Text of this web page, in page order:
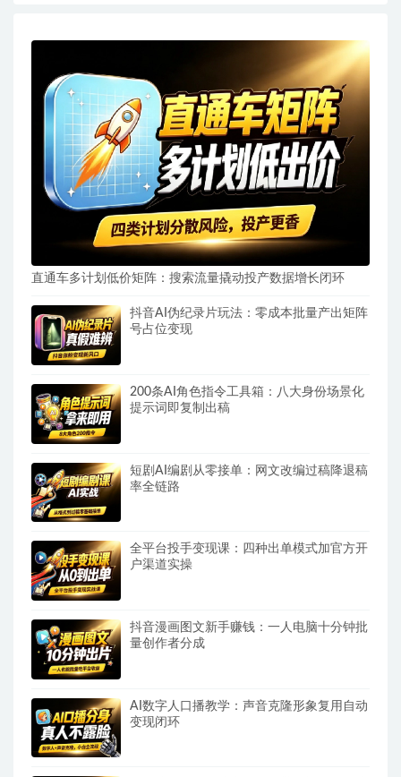
直通车多计划低价矩阵：搜索流量撬动投产数据增长闭环
抖音AI伪纪录片玩法：零成本批量产出矩阵
号占位变现
200条AI角色指令工具箱：八大身份场景化
提示词即复制出稿
短剧AI编剧从零接单：网文改编过稿降退稿
率全链路
全平台投手变现课：四种出单模式加官方开
户渠道实操
抖音漫画图文新手赚钱：一人电脑十分钟批
量创作者分成
AI数字人口播教学：声音克隆形象复用自动
变现闭环